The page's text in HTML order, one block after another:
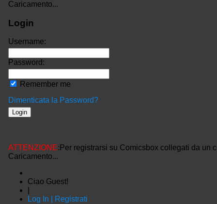
Caricamento...
Login
Username:
Password:
Remember me
Dimenticata la Password?
ATTENZIONE:Per registrarsi su Comicsbox collegati da un
Caricamento...
Ciao Guest!
Log In | Registrati